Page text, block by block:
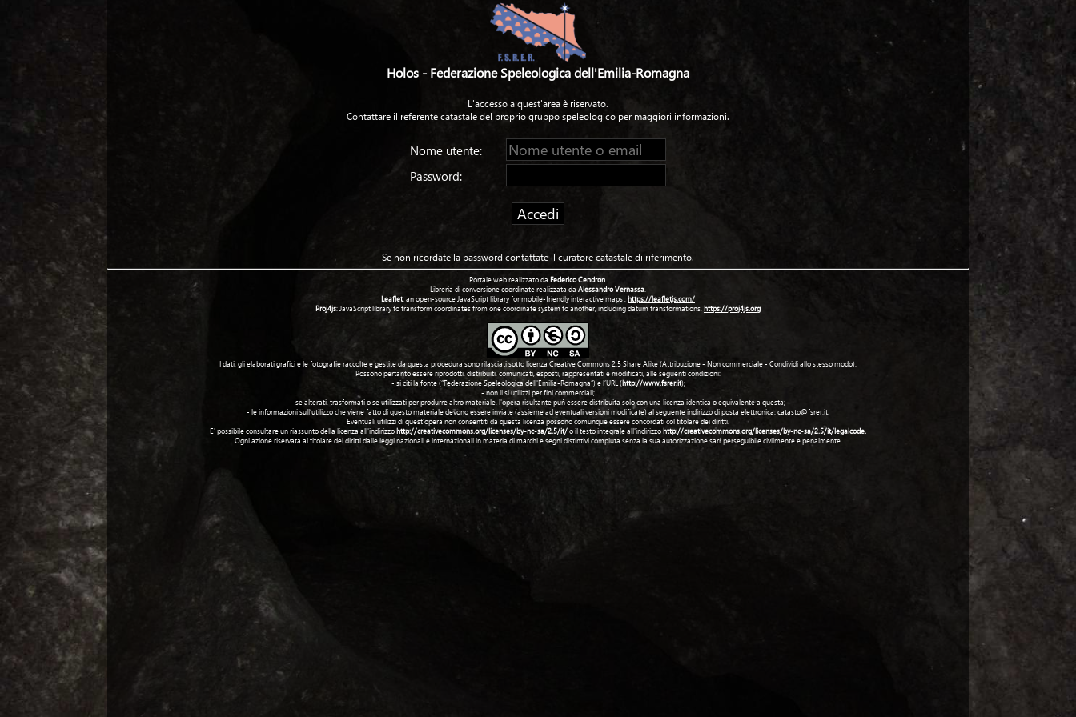
Holos - Federazione Speleologica dell'Emilia-Romagna
L'accesso a quest'area è riservato.
Contattare il referente catastale del proprio gruppo speleologico per maggiori informazioni.
Nome utente:
Password:
Se non ricordate la password contattate il curatore catastale di riferimento.
Portale web realizzato da Federico Cendron
Libreria di conversione coordinate realizzata da Alessandro Vernassa
Leaflet: an open-source JavaScript library for mobile-friendly interactive maps , https://leafletjs.com/
Proj4js: JavaScript library to transform coordinates from one coordinate system to another, including datum transformations, https://proj4js.org
I dati, gli elaborati grafici e le fotografie raccolte e gestite da questa procedura sono rilasciati sotto licenza Creative Commons 2.5 Share Alike (Attribuzione - Non commerciale - Condividi allo stesso modo).
Possono pertanto essere riprodotti, distribuiti, comunicati, esposti, rappresentati e modificati, alle seguenti condizioni:
- si citi la fonte (“Federazione Speleologica dell'Emilia-Romagna”) e l’URL (http://www.fsrer.it);
- non li si utilizzi per fini commerciali;
- se alterati, trasformati o se utilizzati per produrre altro materiale, l'opera risultante puň essere distribuita solo con una licenza identica o equivalente a questa;
- le informazioni sull’utilizzo che viene fatto di questo materiale devono essere inviate (assieme ad eventuali versioni modificate) al seguente indirizzo di posta elettronica: catasto@fsrer.it.
Eventuali utilizzi di quest'opera non consentiti da questa licenza possono comunque essere concordati col titolare dei diritti.
E' possibile consultare un riassunto della licenza all'indirizzohttp://creativecommons.org/licenses/by-nc-sa/2.5/it/o il testo integrale all'indirizzohttp://creativecommons.org/licenses/by-nc-sa/2.5/it/legalcode.
Ogni azione riservata al titolare dei diritti dalle leggi nazionali e internazionali in materia di marchi e segni distintivi compiuta senza la sua autorizzazione sarŕ perseguibile civilmente e penalmente.